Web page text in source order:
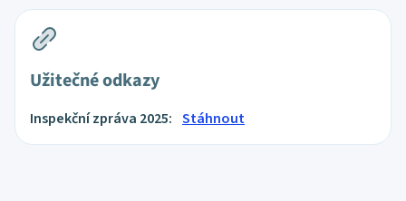
Užitečné odkazy
Inspekční zpráva 2025: Stáhnout